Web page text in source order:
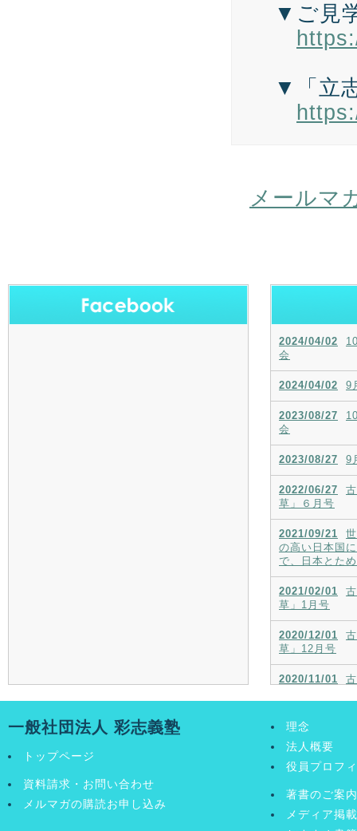
▼ご見
▼「立志
メールマ
2024/04/02
会
2024/04/02 9
2023/08/27
会
2023/08/27 9
2022/06/27
草」６月号
2021/09/21
の高い日本国
で、日本とた
2021/02/01
草」1月号
2020/12/01
草」12月号
2020/11/01
2020/10/01
草」10月号
一般社団法人 彩志義塾
トップページ
資料請求・お問い合わせ
メルマガの購読お申し込み
理念
法人概要
役員プロフ
著書のご案
メディア掲